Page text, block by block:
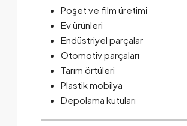
Poşet ve film üretimi
Ev ürünleri
Endüstriyel parçalar
Otomotiv parçaları
Tarım örtüleri
Plastik mobilya
Depolama kutuları